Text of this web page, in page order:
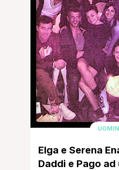
Elga e Serena
Daddi e Pago